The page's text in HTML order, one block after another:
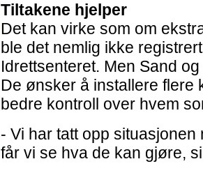
Tiltakene hjelper
Det kan virke som om
ble det nemlig ikke
Idrettsenteret. Men Sand
De ønsker å installere flere
bedre kontroll over hvem
- Vi har tatt opp
får vi se hva de kan gjøre,